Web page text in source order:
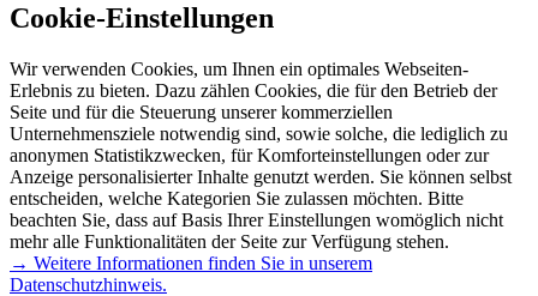
Cookie-Einstellungen
Wir verwenden Cookies, um Ihnen ein optimales Webseiten-
Erlebnis zu bieten. Dazu zählen Cookies, die für den Betrieb der
Seite und für die Steuerung unserer kommerziellen
Unternehmensziele notwendig sind, sowie solche, die lediglich zu
anonymen Statistikzwecken, für Komforteinstellungen oder zur
Anzeige personalisierter Inhalte genutzt werden. Sie können selbst
entscheiden, welche Kategorien Sie zulassen möchten. Bitte
beachten Sie, dass auf Basis Ihrer Einstellungen womöglich nicht
mehr alle Funktionalitäten der Seite zur Verfügung stehen.
→ Weitere Informationen finden Sie in unserem
Datenschutzhinweis.